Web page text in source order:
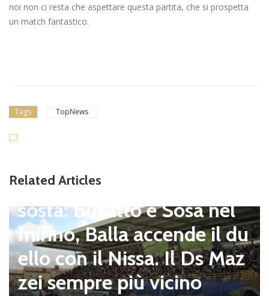
noi non ci resta che aspettare questa partita, che si prospetta
un match fantastico.
Tags TopNews
Related Articles
pagnano), mercato senza
sosta: Busatto e Sosa nel
mirino, Balla accende il du
ello con il Nissa. Il Ds Maz
zei sempre più vicino